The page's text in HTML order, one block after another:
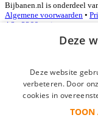
Bijbanen.nl is onderdeel
Algemene voorwaarden •
4.3 - 3366 reviews
Inloggen als
*
Deze
Deze website
verbeteren. Door
cookies in
TOON